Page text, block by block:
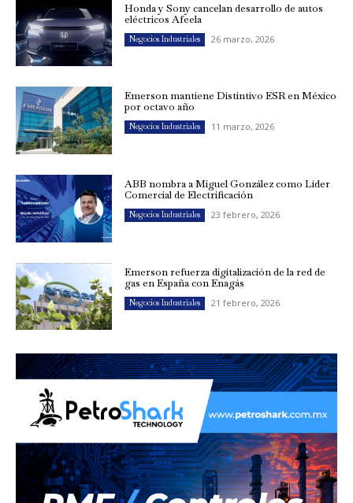
Honda y Sony cancelan desarrollo de autos
eléctricos Afeela
Negocios Industriales 26 marzo, 2026
Emerson mantiene Distintivo ESR en México
por octavo año
Negocios Industriales 11 marzo, 2026
ABB nombra a Miguel González como Líder
Comercial de Electrificación
Negocios Industriales 23 febrero, 2026
Emerson refuerza digitalización de la red de
gas en España con Enagás
Negocios Industriales 21 febrero, 2026